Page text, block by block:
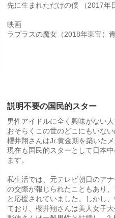
先に生まれただけの僕 （2017年
映画
ラプラスの魔女（2018年東宝）
説明不要の国民的スター
男性アイドルに全く興味がない
おそらくこの世のどこにもいな
櫻井翔さんはJr.黄金期を築いた
現在も国民的スターとして日本
ます。
私生活では、元テレビ朝日のア
の交際が報じられたこともあり
と応援されていました。しかし
ており、櫻井翔さんは美人女子